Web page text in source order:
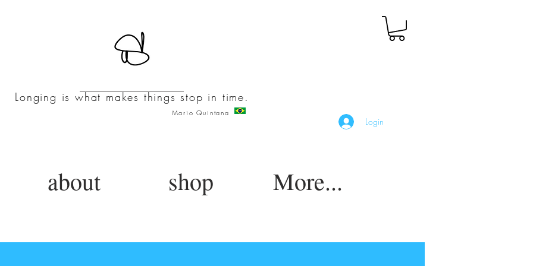
Longing is what makes things stop in time.
Mario Quintana
Login
about shop More...